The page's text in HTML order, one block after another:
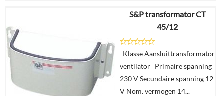
€57,84
In
winkelmand
S&P transformator CT
45/12
Klasse Aansluittransformator
ventilator Primaire spanning
230 V Secundaire spanning 12
V Nom. vermogen 14...